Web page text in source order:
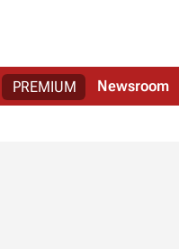
PREMIUM Newsroom